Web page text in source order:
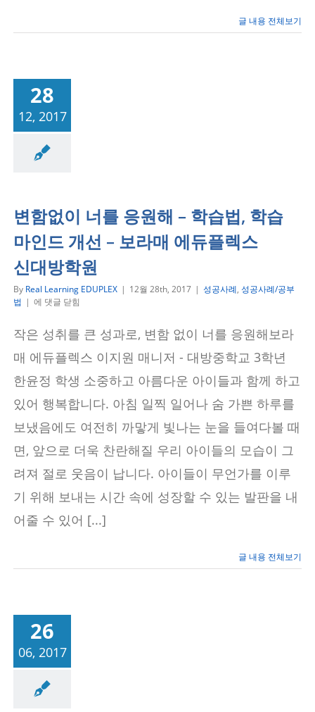
으
듀
플
스
보
매
글 내용 전체보기
28
12, 2017
공사례/공부법
변함없이 너를 응원해 – 학습법, 학습
마인드 개선 – 보라매 에듀플렉스
신대방학원
By Real Learning EDUPLEX | 12월 28th, 2017 | 성공사례, 성공사례/공부
법 | 변
이
너
를
응
원
해
학
법,
학
습
마
인
드
개
보
듀
플
스
신
방
에 댓글 닫힘
작은 성취를 큰 성과로, 변함 없이 너를 응원해보라
매 에듀플렉스 이지원 매니저 - 대방중학교 3학년
한윤정 학생 소중하고 아름다운 아이들과 함께 하고
있어 행복합니다. 아침 일찍 일어나 숨 가쁜 하루를
보냈음에도 여전히 까맣게 빛나는 눈을 들여다볼 때
면, 앞으로 더욱 찬란해질 우리 아이들의 모습이 그
려져 절로 웃음이 납니다. 아이들이 무언가를 이루
기 위해 보내는 시간 속에 성장할 수 있는 발판을 내
어줄 수 있어 [...]
글 내용 전체보기
26
06, 2017